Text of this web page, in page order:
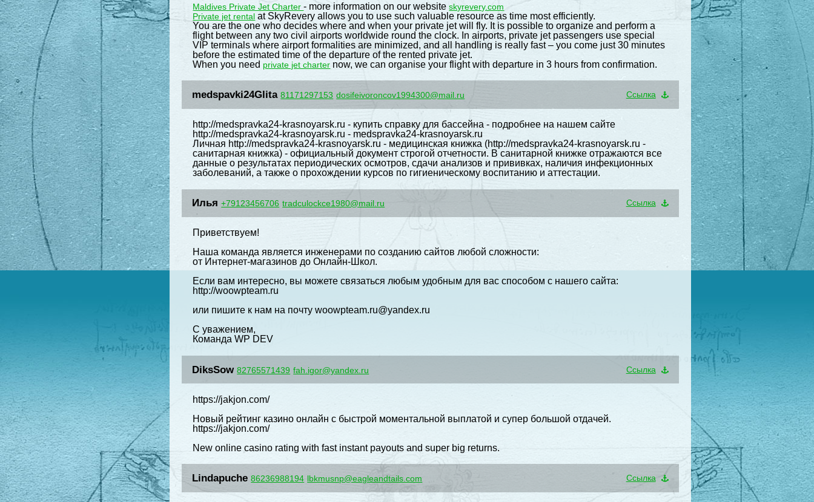
Maldives Private Jet Charter- more information on our websiteskyrevery.com
Private jet rental at SkyRevery allows you to use such valuable resource as time most efficiently.
You are the one who decides where and when your private jet will fly. It is possible to organize and perform a
flight between any two civil airports worldwide round the clock. In airports, private jet passengers use special
VIP terminals where airport formalities are minimized, and all handling is really fast – you come just 30 minutes
before the estimated time of the departure of the rented private jet.
When you needprivate jet charter now, we can organise your flight with departure in 3 hours from confirmation.
medspavki24Glita 81171297153 dosifeivoroncov1994300@mail.ru Cсылка
http://medspravka24-krasnoyarsk.ru - купить справку для бассейна - подробнее на нашем сайте
http://medspravka24-krasnoyarsk.ru - medspravka24-krasnoyarsk.ru
Личная http://medspravka24-krasnoyarsk.ru - медицинская книжка (http://medspravka24-krasnoyarsk.ru -
санитарная книжка) - официальный документ строгой отчетности. В санитарной книжке отражаются все
данные о результатах периодических осмотров, сдачи анализов и прививках, наличия инфекционных
заболеваний, а также о прохождении курсов по гигиеническому воспитанию и аттестации.
Илья +79123456706 tradculockce1980@mail.ru Cсылка
Приветствуем!
Наша команда является инженерами по созданию сайтов любой сложности:
от Интернет-магазинов до Онлайн-Школ.
Если вам интересно, вы можете связаться любым удобным для вас способом с нашего сайта:
http://woowpteam.ru
или пишите к нам на почту woowpteam.ru@yandex.ru
С уважением,
Команда WP DEV
DiksSow 82765571439 fah.igor@yandex.ru Cсылка
https://jakjon.com/
Новый рейтинг казино онлайн с быстрой моментальной выплатой и супер большой отдачей.
https://jakjon.com/
New online casino rating with fast instant payouts and super big returns.
Lindapuche 86236988194 lbkmusnp@eagleandtails.com Cсылка